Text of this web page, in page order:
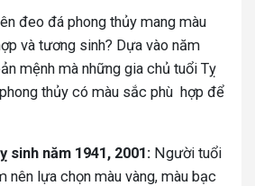
đeo đá phong thủy mang màu
và tương sinh? Dựa vào năm
mệnh mà những gia chủ tuổi Tỵ
thủy có màu sắc phù hợp để
sinh năm 1941, 2001: Người tuổi
nên lựa chọn màu vàng, màu bạc